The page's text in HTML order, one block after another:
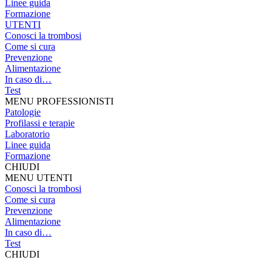
Linee guida
Formazione
UTENTI
Conosci la trombosi
Come si cura
Prevenzione
Alimentazione
In caso di…
Test
MENU PROFESSIONISTI
Patologie
Profilassi e terapie
Laboratorio
Linee guida
Formazione
CHIUDI
MENU UTENTI
Conosci la trombosi
Come si cura
Prevenzione
Alimentazione
In caso di…
Test
CHIUDI